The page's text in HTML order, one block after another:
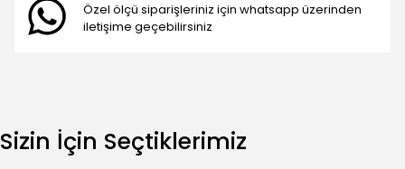
Özel ölçü siparişleriniz için whatsapp üzerinden
iletişime geçebilirsiniz
Sizin İçin Seçtiklerimiz